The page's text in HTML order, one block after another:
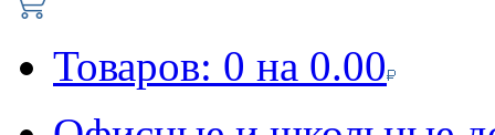
Товаров: 0 на 0.00